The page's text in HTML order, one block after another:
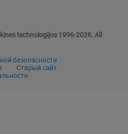
technologijos 1996-2026. All
безопасности
Старый сайт